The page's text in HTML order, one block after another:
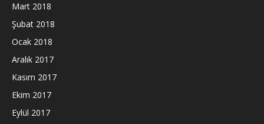
Mart 2018
Şubat 2018
Ocak 2018
Aralık 2017
Kasım 2017
Ekim 2017
Eylül 2017